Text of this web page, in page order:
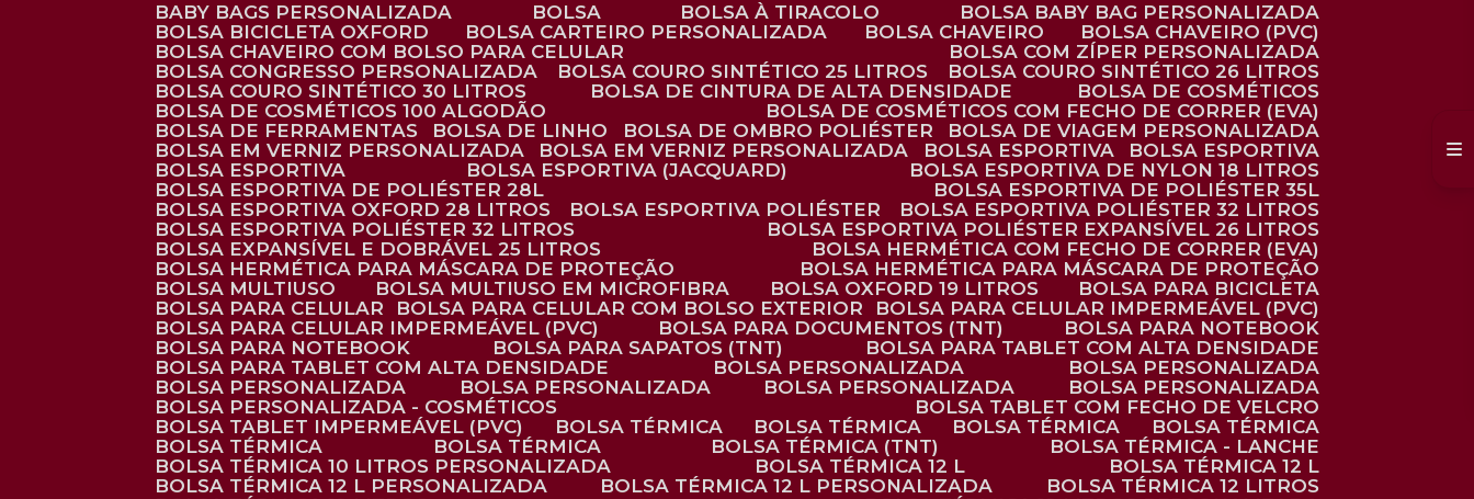
BABY BAGS PERSONALIZADA
BOLSA BOLSA À TIRACOLO
BOLSA BABY BAG PERSONALIZADA
BOLSA BICICLETA OXFORD
BOLSA CARTEIRO PERSONALIZADA BOLSA CHAVEIRO
BOLSA CHAVEIRO (PVC)
BOLSA CHAVEIRO COM BOLSO PARA CELULAR
BOLSA COM ZÍPER PERSONALIZADA
BOLSA CONGRESSO PERSONALIZADA
BOLSA COURO SINTÉTICO 25 LITROS
BOLSA COURO SINTÉTICO 26 LITROS
BOLSA COURO SINTÉTICO 30 LITROS
BOLSA DE CINTURA DE ALTA DENSIDADE
BOLSA DE COSMÉTICOS
BOLSA DE COSMÉTICOS 100 ALGODÃO
BOLSA DE COSMÉTICOS COM FECHO DE CORRER (EVA)
BOLSA DE FERRAMENTAS
BOLSA DE LINHO BOLSA DE OMBRO POLIÉSTER
BOLSA DE VIAGEM PERSONALIZADA
BOLSA EM VERNIZ PERSONALIZADA
BOLSA EM VERNIZ PERSONALIZADA BOLSA ESPORTIVA
BOLSA ESPORTIVA
BOLSA ESPORTIVA
BOLSA ESPORTIVA (JACQUARD)
BOLSA ESPORTIVA DE NYLON 18 LITROS
BOLSA ESPORTIVA DE POLIÉSTER 28L
BOLSA ESPORTIVA DE POLIÉSTER 35L
BOLSA ESPORTIVA OXFORD 28 LITROS
BOLSA ESPORTIVA POLIÉSTER
BOLSA ESPORTIVA POLIÉSTER 32 LITROS
BOLSA ESPORTIVA POLIÉSTER 32 LITROS
BOLSA ESPORTIVA POLIÉSTER EXPANSÍVEL 26 LITROS
BOLSA EXPANSÍVEL E DOBRÁVEL 25 LITROS
BOLSA HERMÉTICA COM FECHO DE CORRER (EVA)
BOLSA HERMÉTICA PARA MÁSCARA DE PROTEÇÃO
BOLSA HERMÉTICA PARA MÁSCARA DE PROTEÇÃO
BOLSA MULTIUSO
BOLSA MULTIUSO EM MICROFIBRA BOLSA OXFORD 19 LITROS
BOLSA PARA BICICLETA
BOLSA PARA CELULAR
BOLSA PARA CELULAR COM BOLSO EXTERIOR
BOLSA PARA CELULAR IMPERMEÁVEL (PVC)
BOLSA PARA CELULAR IMPERMEÁVEL (PVC)
BOLSA PARA DOCUMENTOS (TNT)
BOLSA PARA NOTEBOOK
BOLSA PARA NOTEBOOK
BOLSA PARA SAPATOS (TNT)
BOLSA PARA TABLET COM ALTA DENSIDADE
BOLSA PARA TABLET COM ALTA DENSIDADE
BOLSA PERSONALIZADA
BOLSA PERSONALIZADA
BOLSA PERSONALIZADA
BOLSA PERSONALIZADA BOLSA PERSONALIZADA
BOLSA PERSONALIZADA
BOLSA PERSONALIZADA - COSMÉTICOS
BOLSA TABLET COM FECHO DE VELCRO
BOLSA TABLET IMPERMEÁVEL (PVC)
BOLSA TÉRMICA BOLSA TÉRMICA BOLSA TÉRMICA
BOLSA TÉRMICA
BOLSA TÉRMICA
BOLSA TÉRMICA BOLSA TÉRMICA (TNT)
BOLSA TÉRMICA - LANCHE
BOLSA TÉRMICA 10 LITROS PERSONALIZADA
BOLSA TÉRMICA 12 L
BOLSA TÉRMICA 12 L
BOLSA TÉRMICA 12 L PERSONALIZADA
BOLSA TÉRMICA 12 L PERSONALIZADA
BOLSA TÉRMICA 12 LITROS